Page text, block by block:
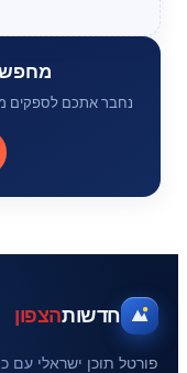
נחבר אתכם לספקים
חדשותהצפון
פורטל תוכן ישראלי עם